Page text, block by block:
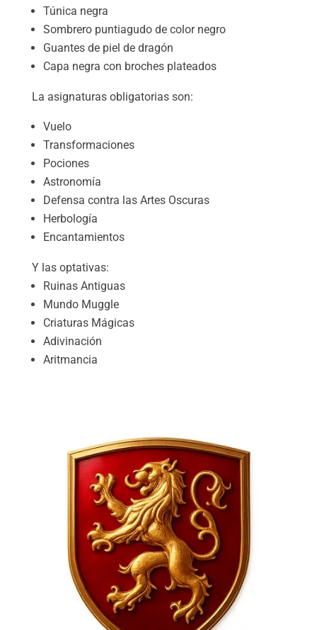
Túnica negra
Sombrero puntiagudo de color negro
Guantes de piel de dragón
Capa negra con broches plateados
La asignaturas obligatorias son:
Vuelo
Transformaciones
Pociones
Astronomía
Defensa contra las Artes Oscuras
Herbología
Encantamientos
Y las optativas:
Ruinas Antiguas
Mundo Muggle
Criaturas Mágicas
Adivinación
Aritmancia